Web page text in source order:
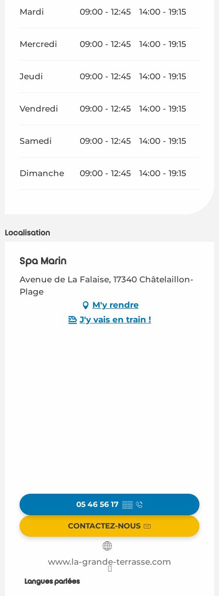
Mardi 09:00 - 12:45 14:00 - 19:15
Mercredi 09:00 - 12:45 14:00 - 19:15
Jeudi 09:00 - 12:45 14:00 - 19:15
Vendredi 09:00 - 12:45 14:00 - 19:15
Samedi 09:00 - 12:45 14:00 - 19:15
Dimanche 09:00 - 12:45 14:00 - 19:15
Localisation
Spa Marin
Avenue de La Falaise, 17340 Châtelaillon-
Plage
M'y rendre
J'y vais en train !
05 46 56 17 ▒▒
CONTACTEZ-NOUS
www.la-grande-terrasse.com
Langues parlées
Langues parlées